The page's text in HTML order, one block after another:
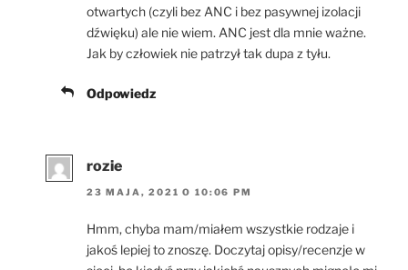
otwartych (czyli bez ANC i bez pasywnej izolacji
dźwięku) ale nie wiem. ANC jest dla mnie ważne.
Jak by człowiek nie patrzył tak dupa z tyłu.
Odpowiedz
rozie
23 MAJA, 2021 O 10:06 PM
Hmm, chyba mam/miałem wszystkie rodzaje i
jakoś lepiej to znoszę. Doczytaj opisy/recenzje w